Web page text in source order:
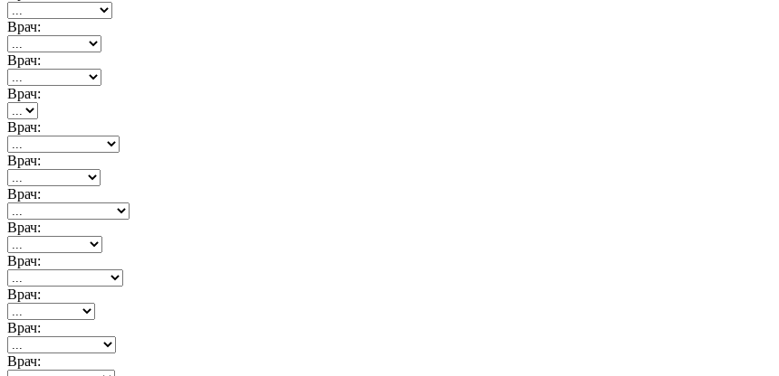
Врач:
Врач:
Врач:
Врач:
Врач:
Врач:
Врач:
Врач:
Врач:
Врач:
Врач: